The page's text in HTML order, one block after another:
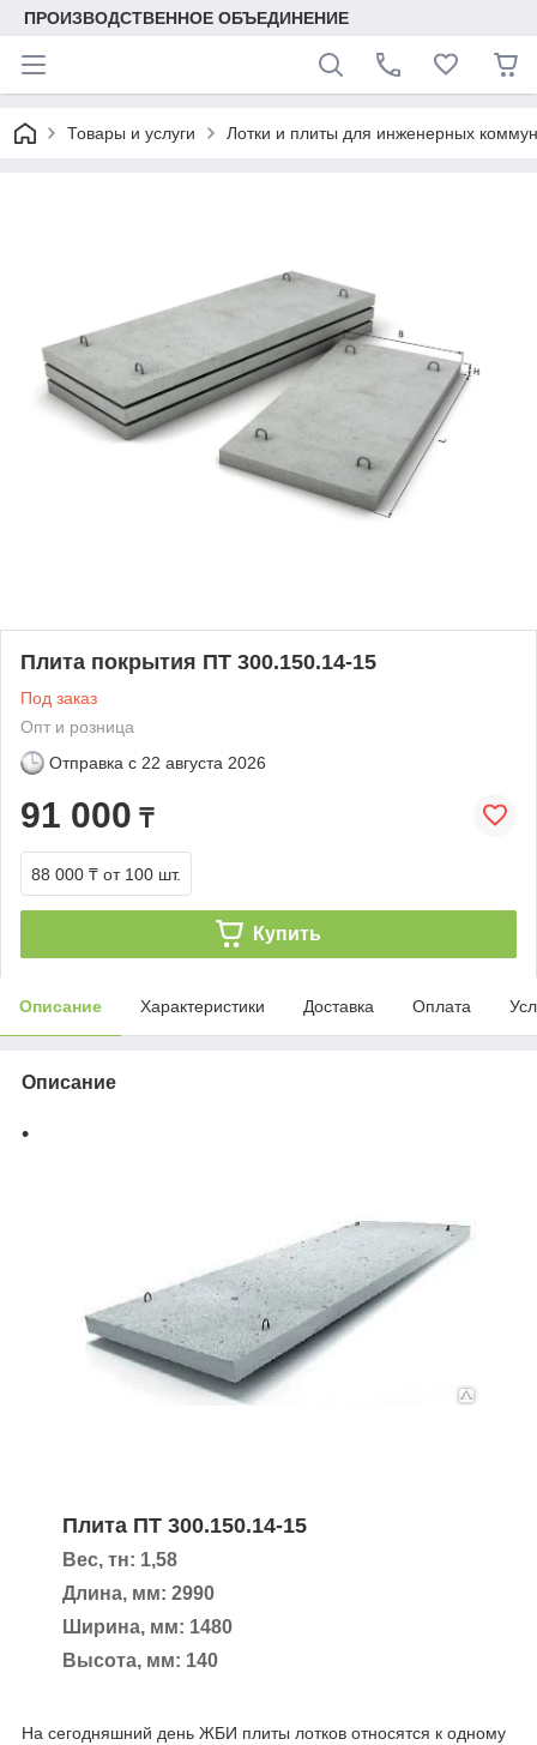
ПРОИЗВОДСТВЕННОЕ ОБЪЕДИНЕНИЕ
Товары и услуги Лотки и плиты для инженерных
Плита покрытия ПТ 300.150.14-15
Под заказ
Опт и розница
Отправка с 22 августа 2026
91 000 ₸
88 000 ₸ от 100 шт.
Купить
Описание Характеристики Доставка Оплата
Описание
Плита ПТ 300.150.14-15
Вес, тн: 1,58
Длина, мм: 2990
Ширина, мм: 1480
Высота, мм: 140
На сегодняшний день ЖБИ плиты лотков относятся к одному